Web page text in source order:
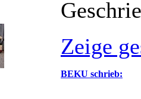
Zeige
BEKU schrieb: